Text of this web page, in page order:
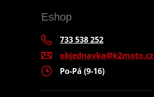
Eshop
733 538 252
objednavka@k2moto.cz
Po-Pá (9-16)